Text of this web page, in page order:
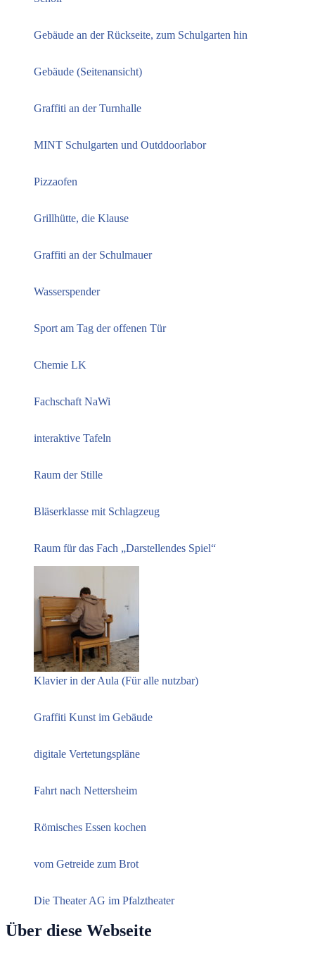
Gebäude an der Rückseite, zum Schulgarten hin
Gebäude (Seitenansicht)
Graffiti an der Turnhalle
MINT Schulgarten und Outddoorlabor
Pizzaofen
Grillhütte, die Klause
Graffiti an der Schulmauer
Wasserspender
Sport am Tag der offenen Tür
Chemie LK
Fachschaft NaWi
interaktive Tafeln
Raum der Stille
Bläserklasse mit Schlagzeug
Raum für das Fach „Darstellendes Spiel“
Klavier in der Aula (Für alle nutzbar)
Graffiti Kunst im Gebäude
digitale Vertetungspläne
Fahrt nach Nettersheim
Römisches Essen kochen
vom Getreide zum Brot
Die Theater AG im Pfalztheater
Über diese Webseite